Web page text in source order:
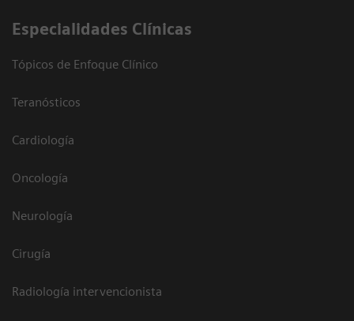
Especialidades Clínicas
Tópicos de Enfoque Clínico
Teranósticos
Cardiología
Oncología
Neurología
Cirugía
Radiología intervencionista